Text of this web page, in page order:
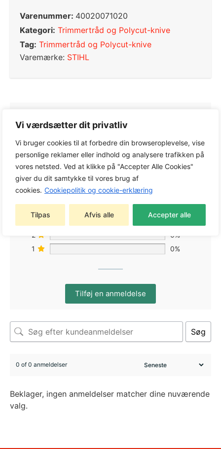
Vi værdsætter dit privatliv
Vi bruger cookies til at forbedre din browseroplevelse, vise
personlige reklamer eller indhold og analysere trafikken på
vores netsted. Ved at klikke på "Accepter Alle Cookies"
giver du dit samtykke til vores brug af
cookies. Cookiepolitik og cookie-erklæring
Tilpas Afvis alle Accepter alle
Varenummer: 40020071020
Kategori: Trimmertråd og Polycut-knive
Tag: Trimmertråd og Polycut-knive
Varemærke: STIHL
0,0
Baseret på 0 anmeldelser
5
4
0%
2
0%
1
0%
Tilføj en anmeldelse
Søg
0 of 0 anmeldelser
Beklager, ingen anmeldelser matcher dine nuværende
valg.